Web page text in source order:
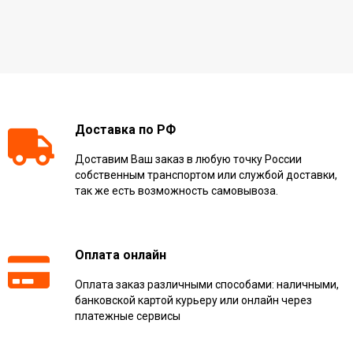
Доставка по РФ
Доставим Ваш заказ в любую точку России
собственным транспортом или службой доставки,
так же есть возможность самовывоза.
Оплата онлайн
Оплата заказ различными способами: наличными,
банковской картой курьеру или онлайн через
платежные сервисы